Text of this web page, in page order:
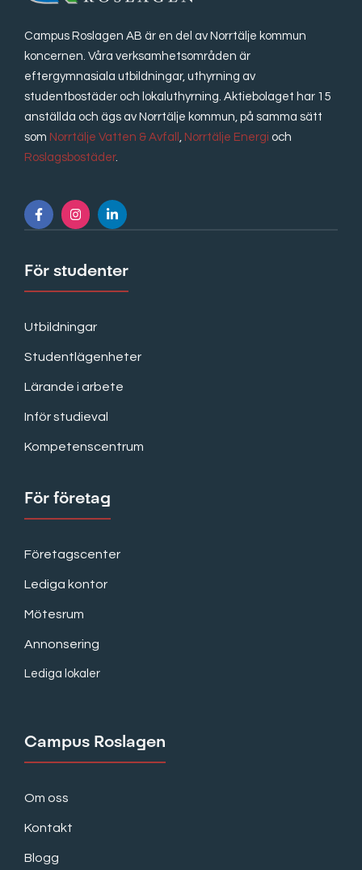
Campus Roslagen AB är en del av Norrtälje kommun
koncernen. Våra verksamhetsområden är
eftergymnasiala utbildningar, uthyrning av
studentbostäder och lokaluthyrning. Aktiebolaget har 15
anställda och ägs av Norrtälje kommun, på samma sätt
som Norrtälje Vatten & Avfall , Norrtälje Energi och
Roslagsbostäder.
För studenter
Utbildningar
Studentlägenheter
Lärande i arbete
Inför studieval
Kompetenscentrum
För företag
Företagscenter
Lediga kontor
Mötesrum
Annonsering
Lediga lokaler
Campus Roslagen
Om oss
Kontakt
Blogg